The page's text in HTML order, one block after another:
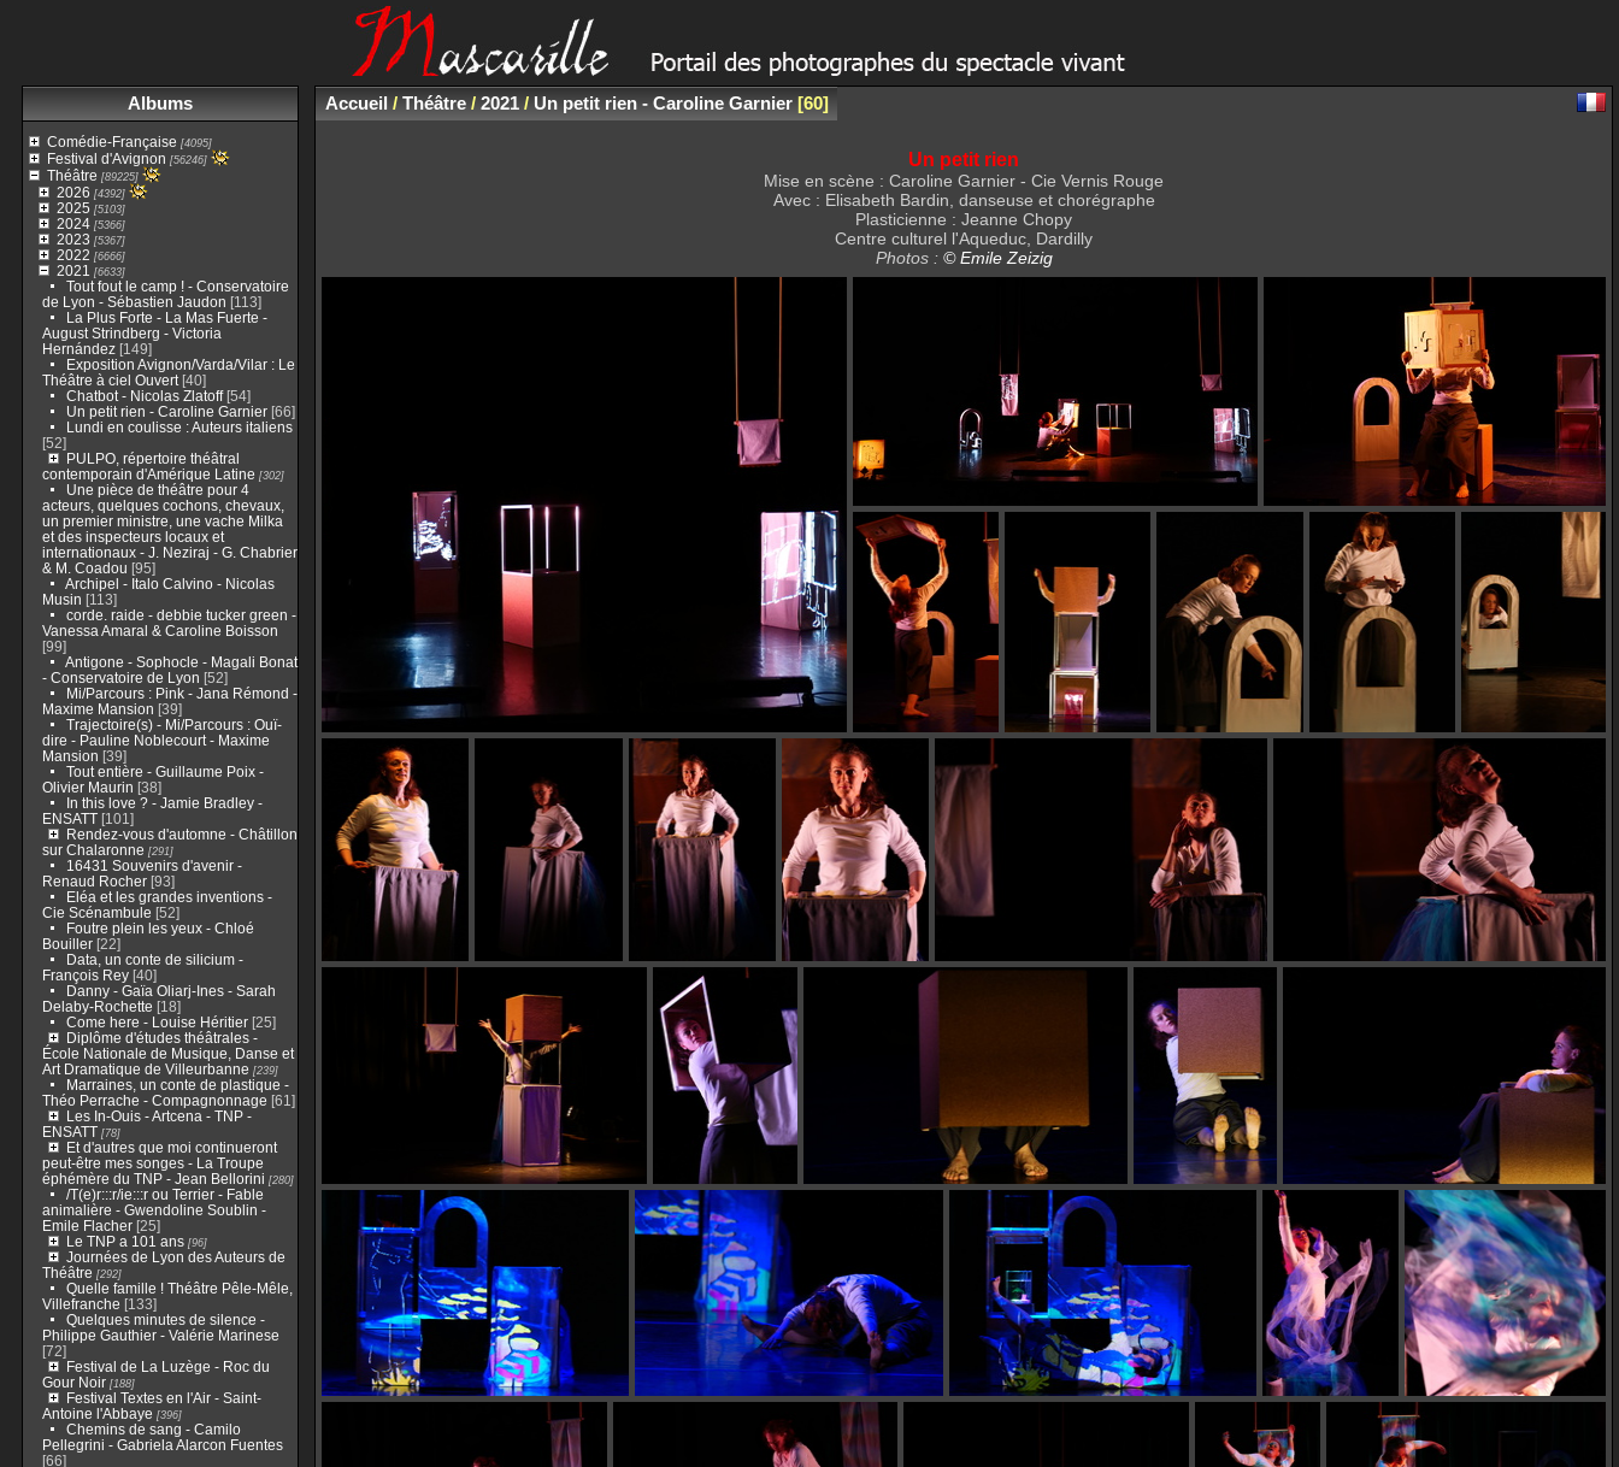
Albums
Comédie-Française [4095]
Festival d'Avignon [56246]
Théâtre [89225]
2026 [4392]
2025 [5103]
2024[5366]
2023 [5367]
2022 [6666]
2021 [6633]
Tout fout le camp ! - Conservatoire
de Lyon - Sébastien Jaudon [113]
La Plus Forte - La Mas Fuerte -
August Strindberg - Victoria
Hernández[149]
Exposition Avignon/Varda/Vilar : Le
Théâtre à ciel Ouvert[40]
Chatbot - Nicolas Zlatoff[54]
Un petit rien - Caroline Garnier[66]
Lundi en coulisse : Auteurs italiens
[52]
PULPO, répertoire théâtral
contemporain d'Amérique Latine [302]
Une pièce de théâtre pour 4
acteurs, quelques cochons, chevaux,
un premier ministre, une vache Milka
et des inspecteurs locaux et
internationaux - J. Neziraj - G. Chabrier
& M. Coadou [95]
Archipel - Italo Calvino - Nicolas
Musin [113]
corde. raide - debbie tucker green -
Vanessa Amaral & Caroline Boisson
[99]
Antigone - Sophocle - Magali Bonat
- Conservatoire de Lyon [52]
Mi/Parcours : Pink - Jana Rémond -
Maxime Mansion [39]
Trajectoire(s) - Mi/Parcours : Ouï-
dire - Pauline Noblecourt - Maxime
Mansion [39]
Tout entière - Guillaume Poix -
Olivier Maurin [38]
In this love ? - Jamie Bradley -
ENSATT[101]
Rendez-vous d'automne - Châtillon
sur Chalaronne [291]
16431 Souvenirs d'avenir -
Renaud Rocher[93]
Eléa et les grandes inventions -
Cie Scénambule [52]
Foutre plein les yeux - Chloé
Bouiller[22]
Data, un conte de silicium -
François Rey[40]
Danny - Gaïa Oliarj-Ines - Sarah
Delaby-Rochette [18]
Come here - Louise Héritier[25]
Diplôme d'études théâtrales -
École Nationale de Musique, Danse et
Art Dramatique de Villeurbanne [239]
Marraines, un conte de plastique -
Théo Perrache - Compagnonnage [61]
Les In-Ouis - Artcena - TNP -
ENSATT [78]
Et d'autres que moi continueront
peut-être mes songes - La Troupe
éphémère du TNP - Jean Bellorini [280]
/T(e)r:::r/ie:::r ou Terrier - Fable
animalière - Gwendoline Soublin -
Emile Flacher[25]
Le TNP a 101 ans[96]
Journées de Lyon des Auteurs de
Théâtre [292]
Quelle famille ! Théâtre Pêle-Mêle,
Villefranche [133]
Quelques minutes de silence -
Philippe Gauthier - Valérie Marinese
[72]
Festival de La Luzège - Roc du
Gour Noir[188]
Festival Textes en l'Air - Saint-
Antoine l'Abbaye [396]
Chemins de sang - Camilo
Pellegrini - Gabriela Alarcon Fuentes
[66]
Accueil/ Théâtre/ 2021/ Un petit rien - Caroline Garnier 60
Un petit rien
Mise en scène : Caroline Garnier - Cie Vernis Rouge
Avec : Elisabeth Bardin, danseuse et chorégraphe
Plasticienne : Jeanne Chopy
Centre culturel l'Aqueduc, Dardilly
Photos : © Emile Zeizig